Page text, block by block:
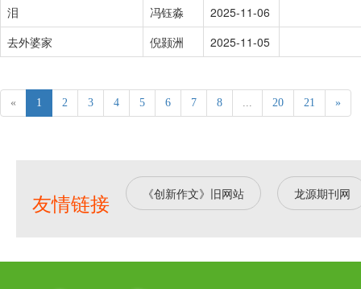
泪
冯钰淼
2025-11-06
去外婆家
倪颢洲 2025-11-05
« 1 2 3 4 5 6 7 8 ... 20 21 »
友情链接 《创新作文》旧网站 龙源期刊网